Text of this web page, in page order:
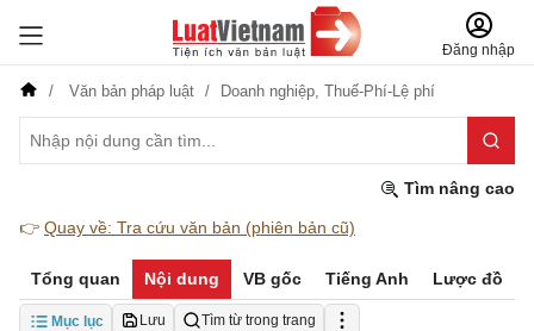
Đăng nhập
Văn bản pháp luật Doanh nghiệp, Thuế-Phí-Lệ phí
Tìm nâng cao
👉 Quay về: Tra cứu văn bản (phiên bản cũ)
Tổng quan Nội dung VB gốc Tiếng Anh Lược đồ
Mục lục Lưu Tìm từ trong trang